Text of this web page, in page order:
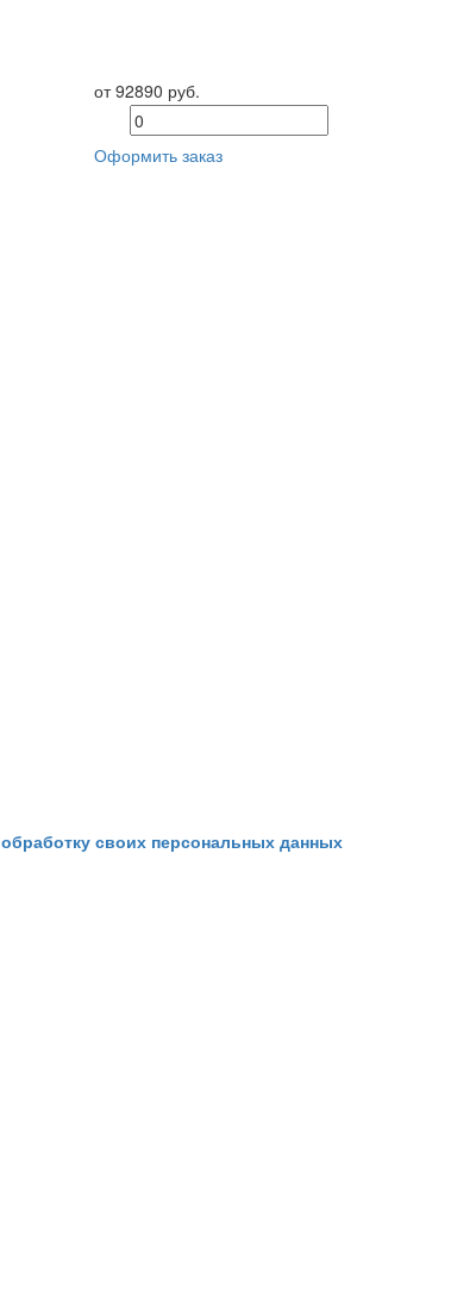
от 92890 руб.
Оформить заказ
обработку своих персональных данных